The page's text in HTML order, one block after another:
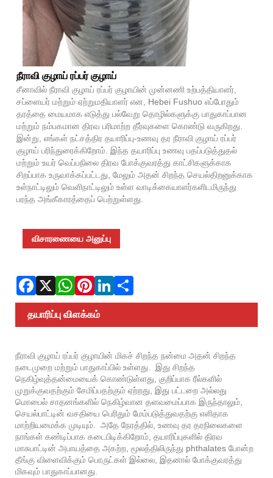
நீராவி குழாய் ரப்பர் குழாய்
சீனாவில் நீராவி குழாய் ரப்பர் குழாயின் முன்னணி உற்பத்தியாளர்,
சப்ளையர் மற்றும் ஏற்றுமதியாளர் என, Hebei Fushuo எப்போதும்
தரத்தை மையமாக எடுத்து பல்வேறு தொழில்களுக்கு பாதுகாப்பான
மற்றும் நம்பகமான திரவ பரிமாற்ற தீர்வுகளை கொண்டு வருகிறது.
இன்று, எங்கள் நட்சத்திர தயாரிப்பு-உணவு தர நீராவி குழாய் ரப்பர்
குழாய் பரிந்துரைக்கிறோம். இந்த தயாரிப்பு உணவு பதப்படுத்துதல்
மற்றும் உயர் வெப்பநிலை திரவ போக்குவரத்து காட்சிகளுக்காக
சிறப்பாக உருவாக்கப்பட்டது, மேலும் அதன் சிறந்த செயல்திறனுக்காக
உள்நாட்டிலும் வெளிநாட்டிலும் உள்ள வாடிக்கையாளர்களிடமிருந்து
பரந்த அங்கீகாரத்தைப் பெற்றுள்ளது.
விசாரணையை அனுப்பு
தயாரிப்பு விளக்கம்
நீராவி குழாய் ரப்பர் குழாயின் மிகச் சிறந்த நன்மை அதன் சிறந்த
நடைமுறை மற்றும் பாதுகாப்பில் உள்ளது. இது சிறந்த
நெகிழ்வுத்தன்மையைக் கொண்டுள்ளது, குறிப்பாக ரீல்களில்
முறுக்குவதற்கும் சேமிப்பதற்கும் ஏற்றது, இது பட்டறை அல்லது
மொபைல் சாதனங்களில் நெகிழ்வான தளவமைப்பாக இருந்தாலும்,
செயல்பாட்டின் வசதியை பெரிதும் மேம்படுத்துவதற்கு எளிதாக
மாற்றியமைக்க முடியும். அதே நேரத்தில், உணவு தர தரநிலைகளை
நாங்கள் கண்டிப்பாக கடைபிடிக்கிறோம், தயாரிப்புகளில் திரவ
மாசுபாட்டின் அபாயத்தை அகற்ற, மூலத்திலிருந்து phthalates போன்ற
தீங்கு விளைவிக்கும் பொருட்கள் இல்லை, இதனால் போக்குவரத்து
மிகவும் பாதுகாப்பானது.